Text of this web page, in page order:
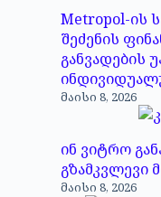
Metropol-ის
შეძენის
განვადების
მაისი 8, 2026
ინ ვიტრო
გზამკვლევი
მაისი 8, 2026